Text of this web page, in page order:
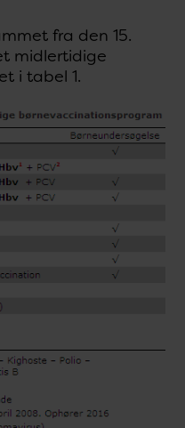
fra den 15.
midlertidige
i tabel 1.